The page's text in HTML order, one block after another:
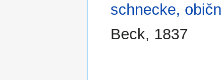
schnecke,
Beck, 1837